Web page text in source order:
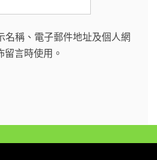
名稱、電子郵件地址及個人網
言時使用。